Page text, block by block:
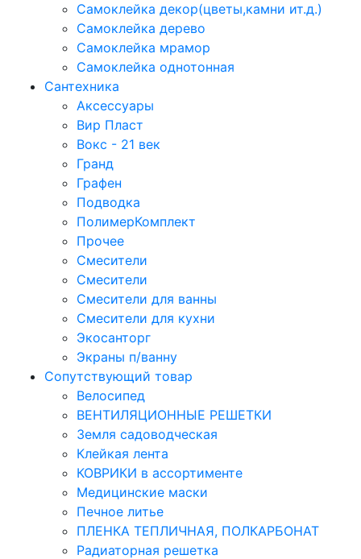
Самоклейка декор(цветы,камни ит.д.)
Самоклейка дерево
Самоклейка мрамор
Самоклейка однотонная
Сантехника
Аксессуары
Вир Пласт
Вокс - 21 век
Гранд
Графен
Подводка
ПолимерКомплект
Прочее
Смесители
Смесители
Смесители для ванны
Смесители для кухни
Экосанторг
Экраны п/ванну
Сопутствующий товар
Велосипед
ВЕНТИЛЯЦИОННЫЕ РЕШЕТКИ
Земля садоводческая
Клейкая лента
КОВРИКИ в ассортименте
Медицинские маски
Печное литье
ПЛЕНКА ТЕПЛИЧНАЯ, ПОЛКАРБОНАТ
Радиаторная решетка